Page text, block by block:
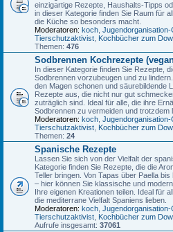
einzigartige Rezepte, Haushalts-Tipps
in dieser Kategorie finden Sie Raum für
die Küche so besonders macht.
Moderatoren: koch Jugendorganisation-
Tierschutzaktivist Kochbücher zum
Themen: 476
Sodbrennen Kochrezepte
In dieser Kategorie finden Sie Rezepte,
Sodbrennen vorzubeugen und zu
den Magen schonen und säurebildende
Rezepte aus, die nicht nur gut
zuträglich sind. Ideal für alle, die ihre
Sodbrennen zu vermeiden und trotzdem
Moderatoren: koch Jugendorganisation-
Tierschutzaktivist Kochbücher zum
Themen: 24
Spanische Rezepte
Lassen Sie sich von der Vielfalt der
Kategorie finden Sie Rezepte, die die
Teller bringen. Von Tapas über Paella
– hier können Sie klassische und
Ihre eigenen Kreationen teilen. Ideal für
die mediterrane Vielfalt Spaniens lieben.
Moderatoren: koch Jugendorganisation-
Tierschutzaktivist Kochbücher zum
Aufrufe insgesamt: 37061